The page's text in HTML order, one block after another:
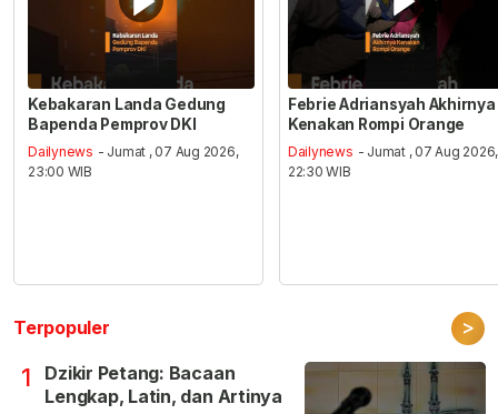
Kebakaran Landa Gedung
Bapenda Pemprov DKI
Dailynews - Jumat , 07 Aug 2026,
23:00 WIB
Febrie Adriansyah Akhirnya
Kenakan Rompi Orange
Dailynews - Jumat , 07 Aug 2026,
22:30 WIB
Terpopuler >
1
Dzikir Petang: Bacaan
Lengkap, Latin, dan Artinya